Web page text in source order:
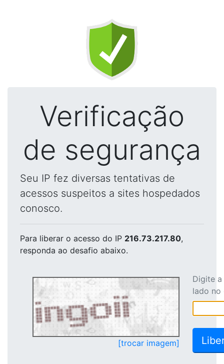
Verificação
de segurança
Seu IP fez diversas tentativas de
acessos suspeitos a sites hospedados
conosco.
Para liberar o acesso do IP 216.73.217.80,
responda ao desafio abaixo.
[trocar imagem]
Digite
lado no